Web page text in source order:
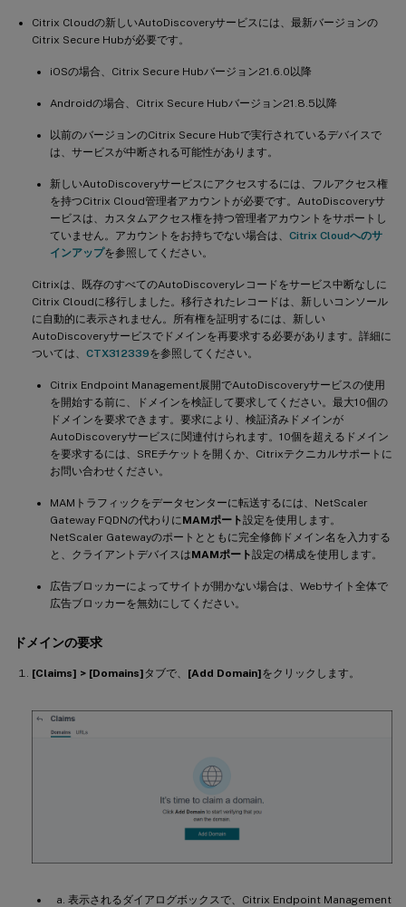
Citrix Cloudの新しいAutoDiscoveryサービスには、最新バージョンの
Citrix Secure Hubが必要です。
iOSの場合、Citrix Secure Hubバージョン21.6.0以降
Androidの場合、Citrix Secure Hubバージョン21.8.5以降
以前のバージョンのCitrix Secure Hubで実行されているデバイスで
は、サービスが中断される可能性があります。
新しいAutoDiscoveryサービスにアクセスするには、フルアクセス権
を持つCitrix Cloud管理者アカウントが必要です。AutoDiscoveryサ
ービスは、カスタムアクセス権を持つ管理者アカウントをサポートし
ていません。アカウントをお持ちでない場合は、 Citrix Cloudへのサ
インアップを参照してください。
Citrixは、既存のすべてのAutoDiscoveryレコードをサービス中断なしに
Citrix Cloudに移行しました。移行されたレコードは、新しいコンソール
に自動的に表示されません。所有権を証明するには、新しい
AutoDiscoveryサービスでドメインを再要求する必要があります。詳細に
ついては、 CTX312339を参照してください。
Citrix Endpoint Management展開でAutoDiscoveryサービスの使用
を開始する前に、ドメインを検証して要求してください。最大10個の
ドメインを要求できます。要求により、検証済みドメインが
AutoDiscoveryサービスに関連付けられます。10個を超えるドメイン
を要求するには、SREチケットを開くか、Citrixテクニカルサポートに
お問い合わせください。
MAMトラフィックをデータセンターに転送するには、NetScaler
Gateway FQDNの代わりにMAMポート設定を使用します。
NetScaler Gatewayのポートとともに完全修飾ドメイン名を入力する
と、クライアントデバイスはMAMポート設定の構成を使用します。
広告ブロッカーによってサイトが開かない場合は、Webサイト全体で
広告ブロッカーを無効にしてください。
ドメインの要求
[Claims] > [Domains]タブで、 [Add Domain]をクリックします。
表示されるダイアログボックスで、Citrix Endpoint Management